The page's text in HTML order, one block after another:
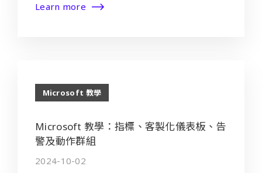
Learn more
Microsoft 教學
Microsoft 教學：指標、客製化儀表板、告
警及動作群組
2024-10-02